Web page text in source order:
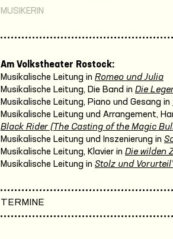
MUSIKERIN
Am Volkstheater Rostock:
Musikalische Leitung in Romeo und Julia
Musikalische Leitung, Die Band in Die
Musikalische Leitung, Piano und Gesang in
Musikalische Leitung und Arrangement,
Black Rider (The Casting of the Magic
Musikalische Leitung und Inszenierung in
Musikalische Leitung, Klavier in Die wilden
Musikalische Leitung in Stolz und
TERMINE